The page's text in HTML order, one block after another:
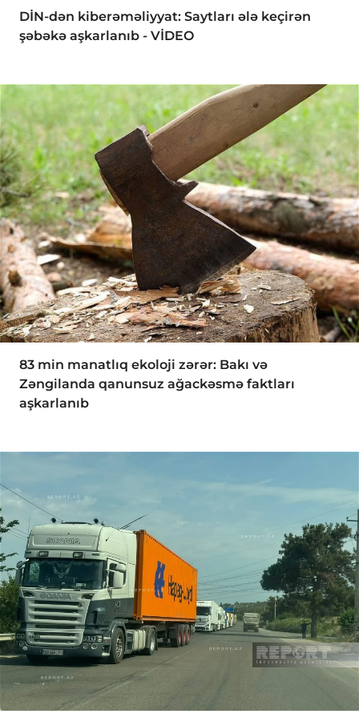
DİN-dən kiberəməliyyat: Saytları ələ keçirən
şəbəkə aşkarlanıb - VİDEO
83 min manatlıq ekoloji zərər: Bakı və
Zəngilanda qanunsuz ağackəsmə faktları
aşkarlanıb